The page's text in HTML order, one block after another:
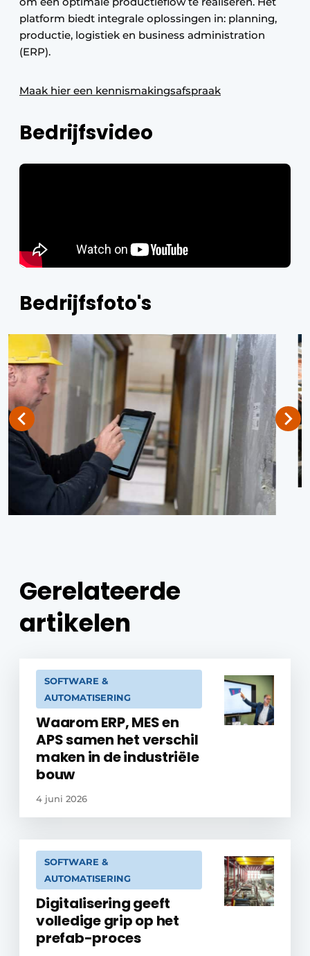
platform biedt integrale oplossingen in: planning,
productie, logistiek en business administration
(ERP).
Maak hier een kennismakingsafspraak
Bedrijfsvideo
Bedrijfsfoto's
Gerelateerde
artikelen
SOFTWARE &
AUTOMATISERING
Waarom ERP, MES en
APS samen het verschil
maken in de industriële
bouw
4 juni 2026
SOFTWARE &
AUTOMATISERING
Digitalisering geeft
volledige grip op het
prefab-proces